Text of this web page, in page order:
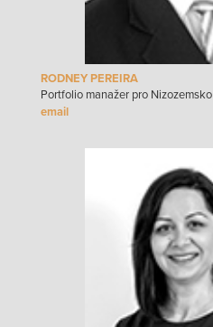
RODNEY PEREIRA
Portfolio manažer pro Nizozemsko